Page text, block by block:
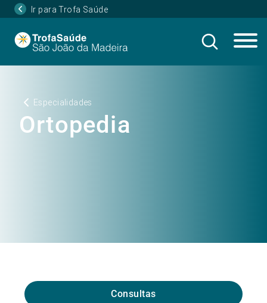
Ir para Trofa Saúde
Especialidades
Ortopedia
Consultas